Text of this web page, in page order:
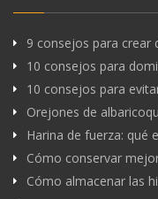
9 consejos para crear
10 consejos para
10 consejos para
Orejones de
Harina de fuerza: qué
Cómo conservar
Cómo almacenar las